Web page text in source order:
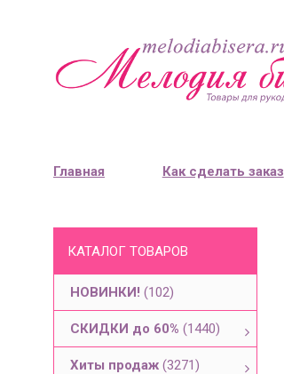
Главная Как сделать заказ
КАТАЛОГ ТОВАРОВ
НОВИНКИ! (102)
СКИДКИ до 60% (1440)
Хиты продаж (3271)